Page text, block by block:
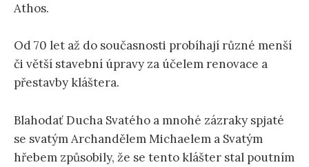
Athos.
Od 70 let až do současnosti probíhají různé menší
či větší stavební úpravy za účelem renovace a
přestavby kláštera.
Blahodať Ducha Svatého a mnohé zázraky spjaté
se svatým Archandělem Michaelem a Svatým
hřebem způsobily, že se tento klášter stal poutním